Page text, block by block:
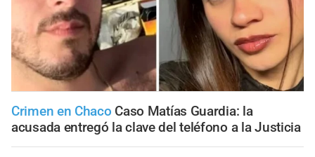
Crimen en Chaco Caso Matías Guardia: la
acusada entregó la clave del teléfono a la Justicia